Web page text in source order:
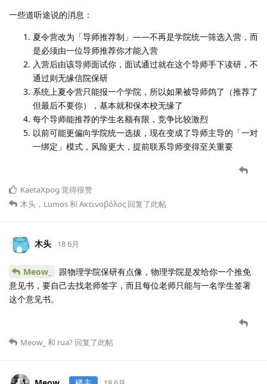
一些道听途说的消息：
夏令营改为「导师推荐制」——不再是学院统一筛选入营，而
是必须由一位导师推荐你才能入营
入营后由该导师面试你，面试通过就在这个导师手下读研，不
通过则无缘信院保研
系统上夏令营只能报一个学院，所以如果被导师鸽了（推荐了
但最后不要你），基本就和保本校无缘了
每个导师能推荐的学生名额有限，竞争比较激烈
以前可能更偏向学院统一选拔，现在变成了导师主导的「一对
一绑定」模式，风险更大，提前联系导师变得至关重要
KaetaXpog 觉得很赞
木头 ， Lumos和 Ακτινοβόλος 回复了此帖
木头 18 6月
Meow_
跟物理学院保研有点像，物理学院是发给你一个推免
意见书，要自己去找老师签字，而且每位老师只能与一名学生签署
这个意见书。
Meow_ 和 rua? 回复了此帖